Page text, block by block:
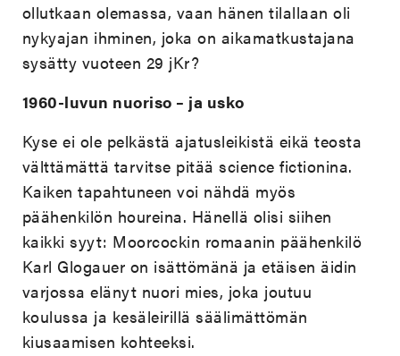
ollutkaan olemassa, vaan hänen tilallaan oli
nykyajan ihminen, joka on aikamatkustajana
sysätty vuoteen 29 jKr?
1960-luvun nuoriso – ja usko
Kyse ei ole pelkästä ajatusleikistä eikä teosta
välttämättä tarvitse pitää science fictionina.
Kaiken tapahtuneen voi nähdä myös
päähenkilön houreina. Hänellä olisi siihen
kaikki syyt: Moorcockin romaanin päähenkilö
Karl Glogauer on isättömänä ja etäisen äidin
varjossa elänyt nuori mies, joka joutuu
koulussa ja kesäleirillä säälimättömän
kiusaamisen kohteeksi.